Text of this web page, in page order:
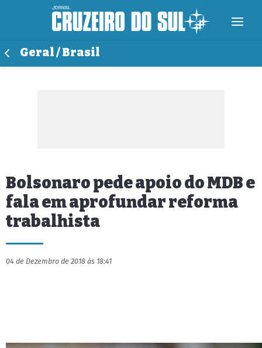
Geral / Brasil
Bolsonaro pede apoio do MDB e
fala em aprofundar reforma
trabalhista
04 de Dezembro de 2018 às 18:41